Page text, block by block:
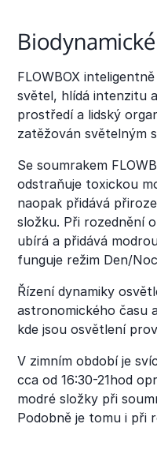
FLOWBOX
světel, hlídá intenzitu
prostředí a lidský
zatěžován světelným
Se soumrakem
odstraňuje toxickou
naopak přidává
složku. Při rozednění
ubírá a přidává
funguje režim Den/
Řízení dynamiky
astronomického času
kde jsou osvětlení
V zimním období je
cca od 16:30-21hod
modré složky při
Podobně je tomu i při